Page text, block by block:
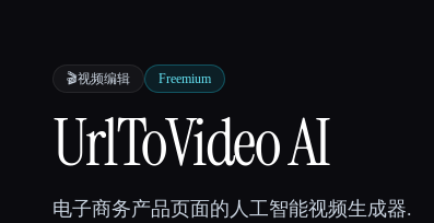
🎬视频编辑 Freemium
UrlToVideo AI
电子商务产品页面的人工智能视频生成器.